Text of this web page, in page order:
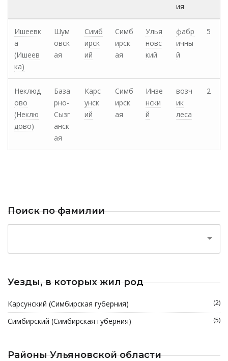
ия
Ишеевк
а
(Ишеев
ка)
Шум
овск
ая
Симб
ирск
ий
Симб
ирск
ая
Улья
новс
кий
фабр
ичны
й
5
Неклюд
ово
(Неклю
дово)
База
рно-
Сызг
анск
ая
Карс
унск
ий
Симб
ирск
ая
Инзе
нски
й
возч
ик
леса
2
Поиск по фамилии
Уезды, в которых жил род
Карсунский (Симбирская губерния) (2)
Симбирский (Симбирская губерния) (5)
Районы Ульяновской области